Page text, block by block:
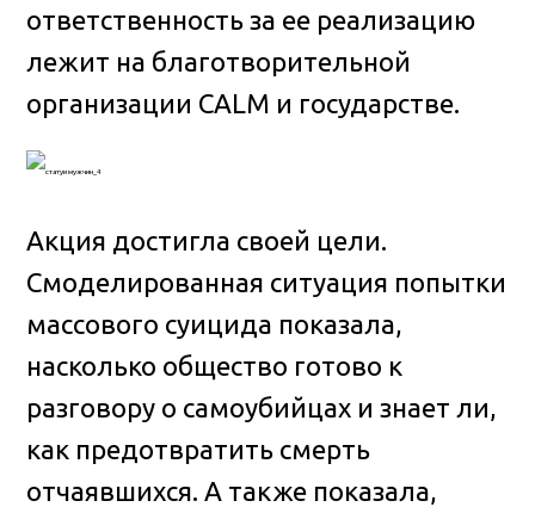
ответственность за ее реализацию
лежит на благотворительной
организации CALM и государстве.
Акция достигла своей цели.
Смоделированная ситуация попытки
массового суицида показала,
насколько общество готово к
разговору о самоубийцах и знает ли,
как предотвратить смерть
отчаявшихся. А также показала,